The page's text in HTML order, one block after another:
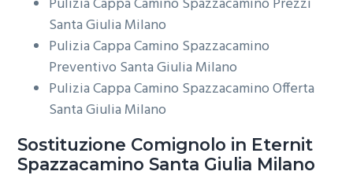
Santa Giulia Milano
Pulizia Cappa Camino Spazzacamino
Preventivo Santa Giulia Milano
Pulizia Cappa Camino Spazzacamino Offerta
Santa Giulia Milano
Sostituzione Comignolo in Eternit
Spazzacamino Santa Giulia Milano